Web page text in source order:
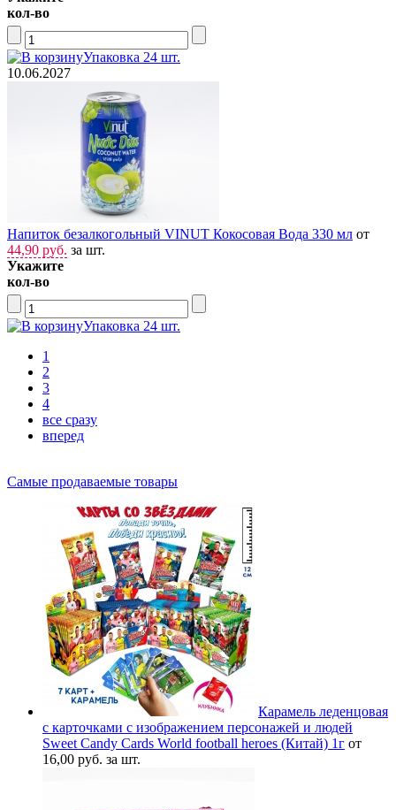
кол-во
Упаковка 24 шт.
10.06.2027
Напиток безалкогольный VINUT Кокосовая Вода 330 мл от
44,90 руб. за шт.
Укажите
кол-во
Упаковка 24 шт.
1
2
3
4
все сразу
вперед
Самые продаваемые товары
Карамель леденцовая
с карточками с изображением персонажей и людей
Sweet Candy Cards World football heroes (Китай) 1г от
16,00 руб. за шт.